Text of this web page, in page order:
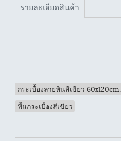
รายละเอียดสินค้า
กระเบื้องลายหินสีเขียว 60x120cm.
พื้นกระเบื้องสีเขียว